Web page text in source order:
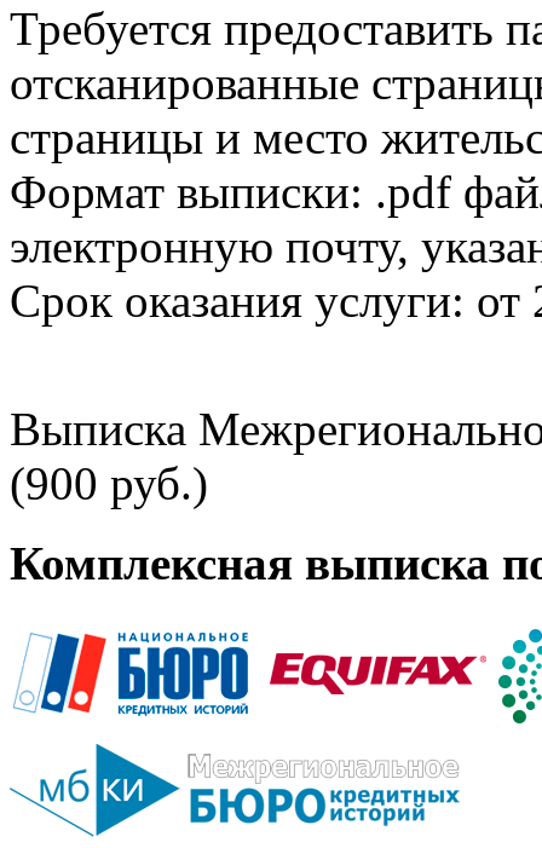
Требуется предоставить
отсканированные
страницы и место
Формат выписки: .pdf
электронную почту,
Срок оказания услуги: от
Выписка
(900 руб.)
Комплексная выписка